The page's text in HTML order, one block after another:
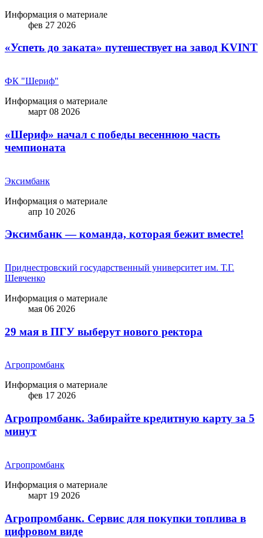
Информация о материале
фев 27 2026
«Успеть до заката» путешествует на завод KVINT
ФК "Шериф"
Информация о материале
март 08 2026
«Шериф» начал с победы весеннюю часть
чемпионата
Эксимбанк
Информация о материале
апр 10 2026
Эксимбанк — команда, которая бежит вместе!
Приднестровский государственный университет им. Т.Г.
Шевченко
Информация о материале
мая 06 2026
29 мая в ПГУ выберут нового ректора
Агропромбанк
Информация о материале
фев 17 2026
Агропромбанк. Забирайте кредитную карту за 5
минут
Агропромбанк
Информация о материале
март 19 2026
Агропромбанк. Сервис для покупки топлива в
цифровом виде